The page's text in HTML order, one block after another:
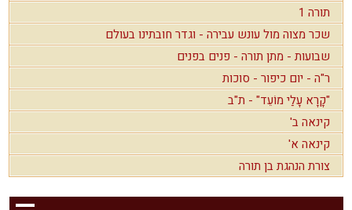
תורה 1
שכר מצוה מול עונש עבירה - וגדר חובתינו בעולם
שבועות - מתן תורה - פנים בפנים
ר"ה - יום כיפור - סוכות
"קָרָא עָלַי מוֹעֵד" - ת"ב
קינאה ב'
קינאה א'
צורת הנהגת בן תורה